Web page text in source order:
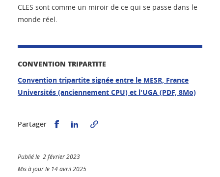
CLES sont comme un miroir de ce qui se passe dans le
monde réel.
CONVENTION TRIPARTITE
Convention tripartite signée entre le MESR, France
Universités (anciennement CPU) et l'UGA (PDF, 8Mo)
Partager Partager sur Facebook
Partager sur LinkedIn
Publié le 2 février 2023
Mis à jour le 14 avril 2025